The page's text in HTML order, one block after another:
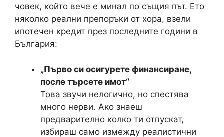
човек, който вече е минал по същия път. Ето
няколко реални препоръки от хора, взели
ипотечен кредит през последните години в
България:
„Първо си осигурете финансиране,
после търсете имот“
Това звучи нелогично, но спестява
много нерви. Ако знаеш
предварително колко ти отпускат,
избираш само измежду реалистични